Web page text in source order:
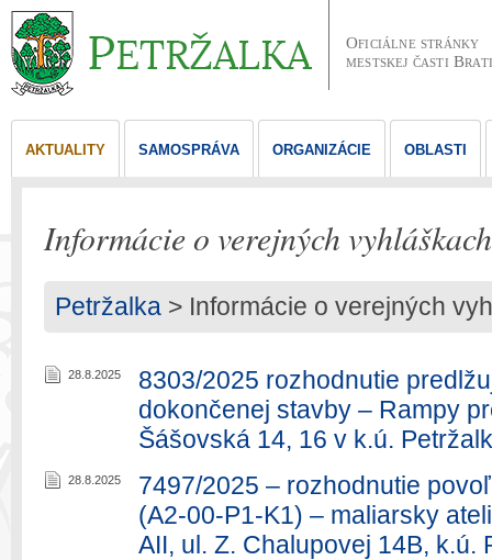
Oficiálne stránky
mestskej časti
AKTUALITY SAMOSPRÁVA ORGANIZÁCIE OBLASTI
Informácie o verejných vyhláškach
Petržalka > Informácie o verejných
28.8.2025
8303/2025 rozhodnutie
dokončenej stavby – Rampy
Šášovská 14, 16 v k.ú.
28.8.2025
7497/2025 – rozhodnutie
(A2-00-P1-K1) – maliarsky
AII, ul. Z. Chalupovej 14B, k.ú.